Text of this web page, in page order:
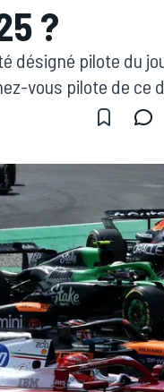
?
désigné pilote du
vous pilote de ce